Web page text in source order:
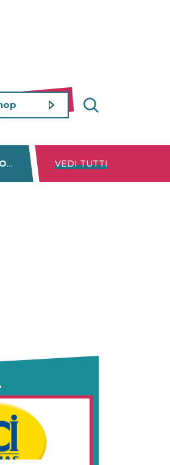
DISNEY+ NETFLIX
VEDI TUTTI